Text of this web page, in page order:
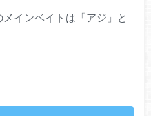
インベイトは「アジ」と